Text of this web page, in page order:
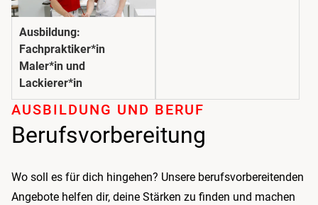
Ausbildung:
Fachpraktiker*in
Maler*in und
Lackierer*in
Berufs­vorbereitung
AUSBILDUNG UND BERUF
Wo soll es für dich hingehen? Unsere berufsvorbereitenden
Angebote helfen dir, deine Stärken zu finden und machen